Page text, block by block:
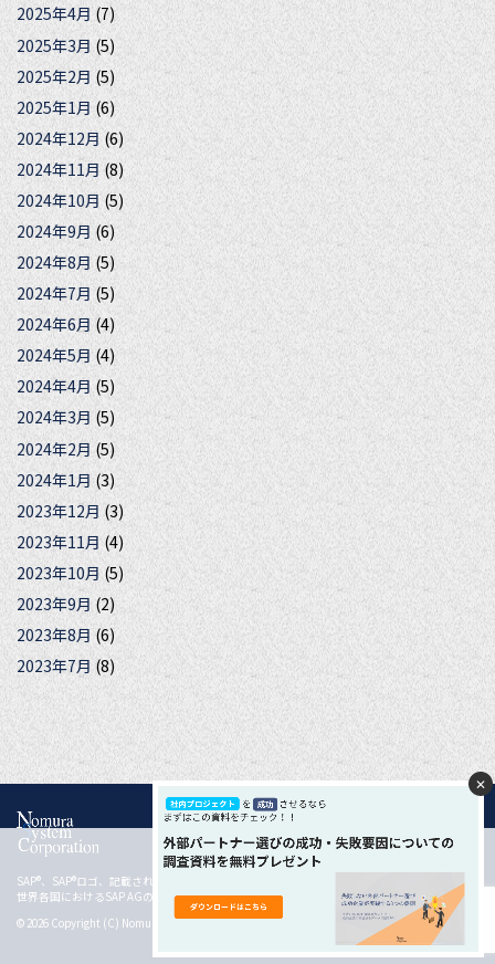
2025年4月(7)
2025年3月 (5)
2025年2月 (5)
2025年1月(6)
2024年12月 (6)
2024年11月 (8)
2024年10月(5)
2024年9月(6)
2024年8月(5)
2024年7月 (5)
2024年6月(4)
2024年5月(4)
2024年4月 (5)
2024年3月(5)
2024年2月 (5)
2024年1月(3)
2023年12月 (3)
2023年11月(4)
2023年10月 (5)
2023年9月(2)
2023年8月 (6)
2023年7月(8)
SAP®、SAP®ロゴ、記載されているすべての製品およびサービス名は、ドイツおよびその他の
世界各国におけるSAP AGの登録商標または商標です。
© 2026 Copyright (C) Nomura System Corporation Co, Ltd. All rights reserved.
✕
クッキー説明を表示
当サイトでは快適なサービスを提供するために、クッキ
ー（cookie）を使用しています。 当サイトをご利用いた
だく場合は、クッキーの使用に同意いただいたものとみ
同意して閉じる